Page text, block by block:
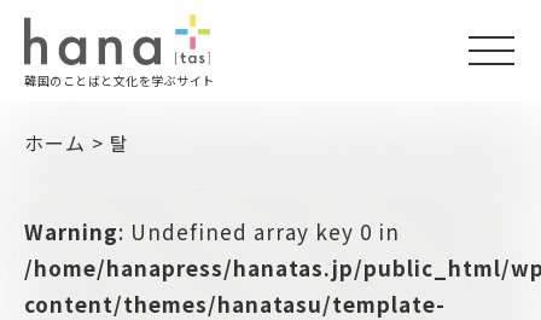
韓国のことばと文化を学ぶサイト
ホーム > 탈
Warning: Undefined array key 0 in
/home/hanapress/hanatas.jp/public_html/
content/themes/hanatasu/template-